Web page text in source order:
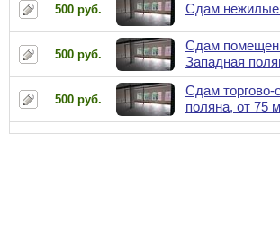
500 руб. Сдам нежилые
500 руб.
Сдам
Западная
500 руб.
Сдам
поляна, от 75